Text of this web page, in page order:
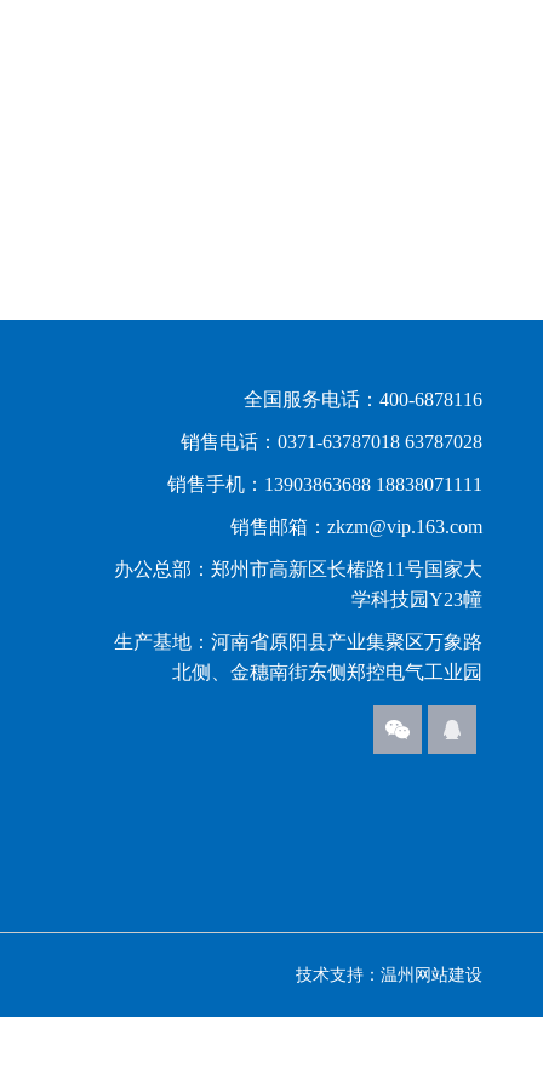
全国服务电话：400-6878116
销售电话：0371-63787018 63787028
销售手机：13903863688 18838071111
销售邮箱：zkzm@vip.163.com
办公总部：郑州市高新区长椿路11号国家大
学科技园Y23幢
生产基地：河南省原阳县产业集聚区万象路
北侧、金穗南街东侧郑控电气工业园
技术支持： 温州网站建设